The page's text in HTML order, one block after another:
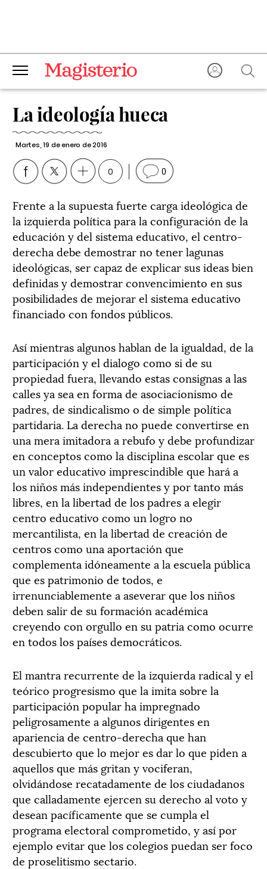
La ideología hueca
Martes, 19 de enero de 2016
0 0
Frente a la supuesta fuerte carga ideológica de
la izquierda política para la configuración de la
educación y del sistema educativo, el centro-
derecha debe demostrar no tener lagunas
ideológicas, ser capaz de explicar sus ideas bien
definidas y demostrar convencimiento en sus
posibilidades de mejorar el sistema educativo
financiado con fondos públicos.
Así mientras algunos hablan de la igualdad, de la
participación y el dialogo como si de su
propiedad fuera, llevando estas consignas a las
calles ya sea en forma de asociacionismo de
padres, de sindicalismo o de simple política
partidaria. La derecha no puede convertirse en
una mera imitadora a rebufo y debe profundizar
en conceptos como la disciplina escolar que es
un valor educativo imprescindible que hará a
los niños más independientes y por tanto más
libres, en la libertad de los padres a elegir
centro educativo como un logro no
mercantilista, en la libertad de creación de
centros como una aportación que
complementa idóneamente a la escuela pública
que es patrimonio de todos, e
irrenunciablemente a aseverar que los niños
deben salir de su formación académica
creyendo con orgullo en su patria como ocurre
en todos los países democráticos.
El mantra recurrente de la izquierda radical y el
teórico progresismo que la imita sobre la
participación popular ha impregnado
peligrosamente a algunos dirigentes en
apariencia de centro-derecha que han
descubierto que lo mejor es dar lo que piden a
aquellos que más gritan y vociferan,
olvidándose recatadamente de los ciudadanos
que calladamente ejercen su derecho al voto y
desean pacíficamente que se cumpla el
programa electoral comprometido, y así por
ejemplo evitar que los colegios puedan ser foco
de proselitismo sectario.